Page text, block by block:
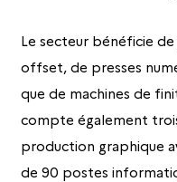
Le secteur bénéficie de
offset, de presses
que de machines de
compte également
production graphique
de 90 postes